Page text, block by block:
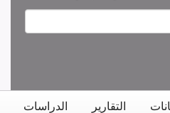
التقارير الدراسات